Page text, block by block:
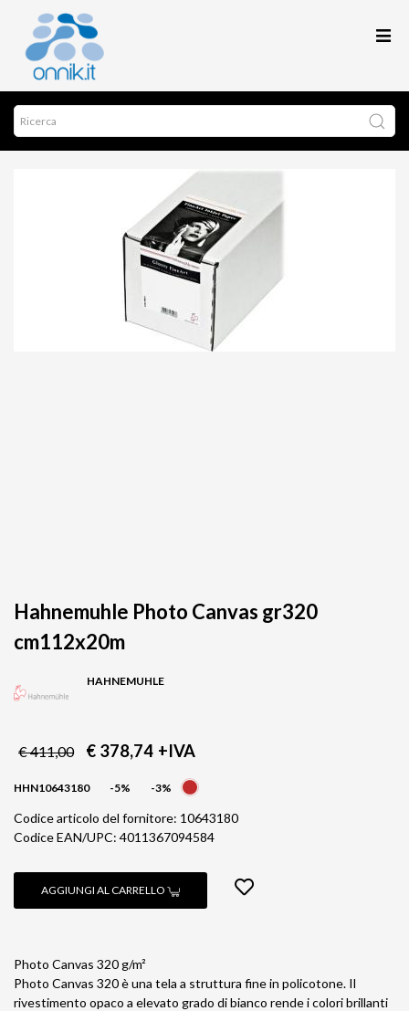
Hahnemuhle Photo Canvas gr320
cm112x20m
HAHNEMUHLE
€ 411,00 € 378,74 +IVA
HHN10643180 -5% -3%
Codice articolo del fornitore: 10643180
Codice EAN/UPC: 4011367094584
AGGIUNGI AL CARRELLO
Photo Canvas 320 g/m²
Photo Canvas 320 è una tela a struttura fine in policotone. Il
rivestimento opaco a elevato grado di bianco rende i colori brillanti